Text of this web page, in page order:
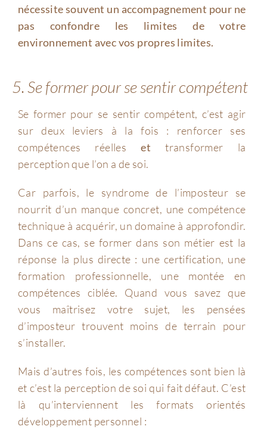
nécessite souvent un accompagnement pour ne
pas confondre les limites de votre
environnement avec vos propres limites.
5. Se former pour se sentir compétent
Se former pour se sentir compétent, c’est agir
sur deux leviers à la fois : renforcer ses
compétences réelleset transformer la
perception que l’on a de soi.
Car parfois, le syndrome de l’imposteur se
nourrit d’un manque concret, une compétence
technique à acquérir, un domaine à approfondir.
Dans ce cas, se former dans son métier est la
réponse la plus directe : une certification, une
formation professionnelle, une montée en
compétences ciblée. Quand vous savez que
vous maîtrisez votre sujet, les pensées
d’imposteur trouvent moins de terrain pour
s’installer.
Mais d’autres fois, les compétences sont bien là
et c’est la perception de soi qui fait défaut. C’est
là qu’interviennent les formats orientés
développement personnel :